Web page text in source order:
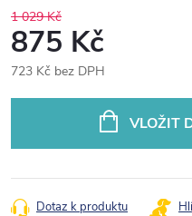
1 029 Kč
875 Kč
723 Kč bez DPH
VLOŽIT
Dotaz k produktu